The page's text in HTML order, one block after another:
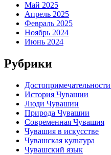
Май 2025
Апрель 2025
Февраль 2025
Ноябрь 2024
Июнь 2024
Рубрики
История Чувашии
Люди Чувашии
Природа Чувашии
Современная Чувашия
Чувашия в искусстве
Чувашская культура
Чувашский язык